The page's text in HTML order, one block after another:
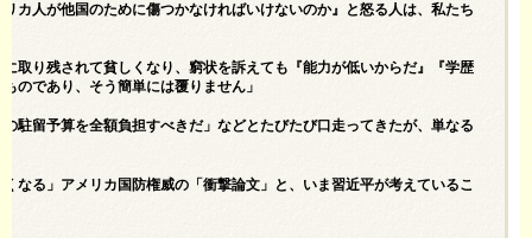
カ人が他国のために傷つかなければいけないのか』と怒る人は、私たち
取り残されて貧しくなり、窮状を訴えても『能力が低いからだ』『学歴
のであり、そう簡単には覆りません」
駐留予算を全額負担すべきだ」などとたびたび口走ってきたが、単なる
なる」アメリカ国防権威の「衝撃論文」と、いま習近平が考えているこ